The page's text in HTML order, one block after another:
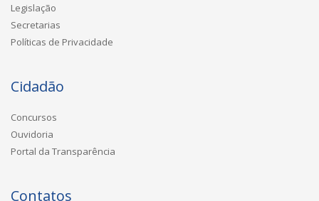
Legislação
Secretarias
Políticas de Privacidade
Cidadão
Concursos
Ouvidoria
Portal da Transparência
Contatos